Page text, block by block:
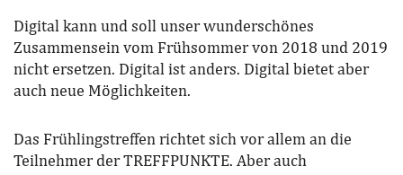
Digital kann und soll unser wunderschönes
Zusammensein vom Frühsommer von 2018 und 2019
nicht ersetzen. Digital ist anders. Digital bietet aber
auch neue Möglichkeiten.
Das Frühlingstreffen richtet sich vor allem an die
Teilnehmer der TREFFPUNKTE. Aber auch